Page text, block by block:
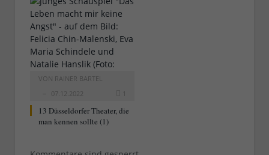
VON RAINER BARTEL
07.12.2022
1
13 Düsseldorfer Theater, die
man kennen sollte (1)